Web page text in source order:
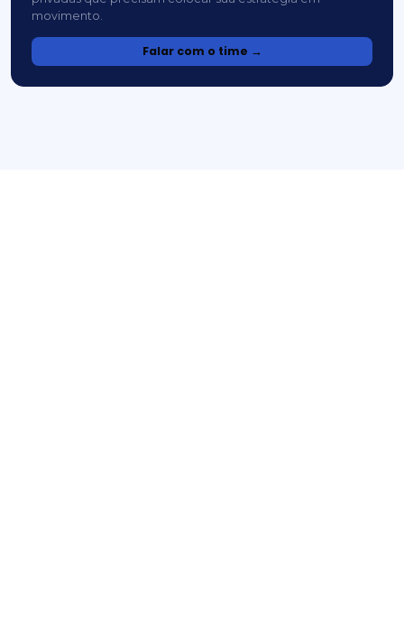
movimento.
Falar com o time →